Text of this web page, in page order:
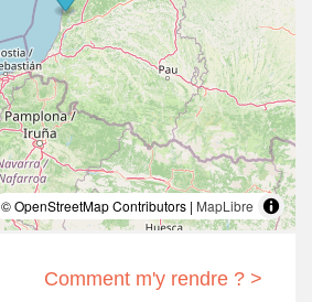
© OpenStreetMap Contributors | MapLibre
Comment m'y rendre ? >